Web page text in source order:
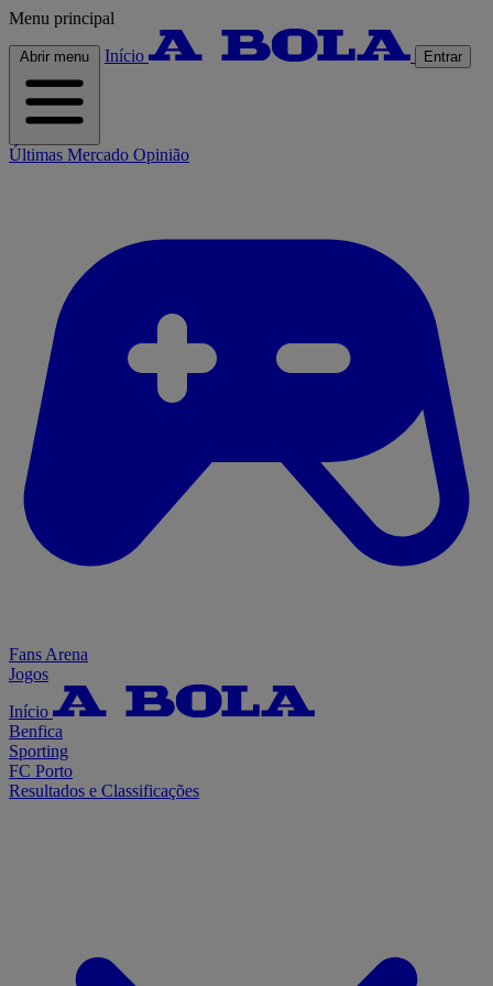
Menu principal
Abrir menu Início Entrar
Últimas Mercado Opinião
Fans Arena
Jogos
Início
Benfica
Sporting
FC Porto
Resultados e Classificações